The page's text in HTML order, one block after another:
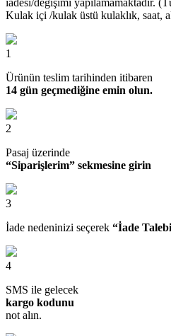
iadesi/değişimi yapılamamaktadır.
Kulak içi /kulak üstü kulaklık, saat,
1
Ürünün teslim tarihinden itibaren
14 gün geçmediğine emin olun.
2
Pasaj üzerinde
“Siparişlerim” sekmesine girin
3
İade nedeninizi seçerek “İade
4
SMS ile gelecek
kargo kodunu
not alın.